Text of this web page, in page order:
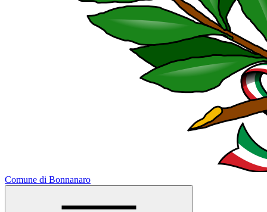
Comune di Bonnanaro